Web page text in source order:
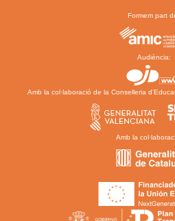
Formem part
Audiència:
Amb la col·laboració de la Conselleria
Amb la